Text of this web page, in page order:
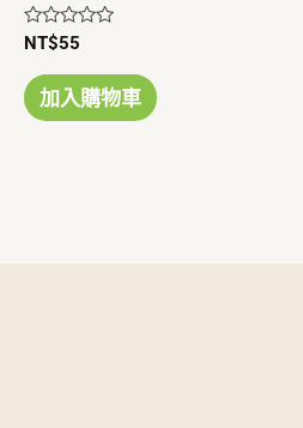
評
0
滿
分
NT$55
加入購物車